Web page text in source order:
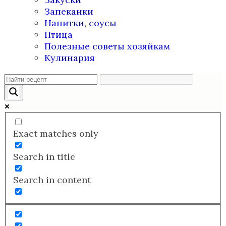
Запеканки
Напитки, соусы
Птица
Полезные советы хозяйкам
Кулинария
Exact matches only
Search in title
Search in content